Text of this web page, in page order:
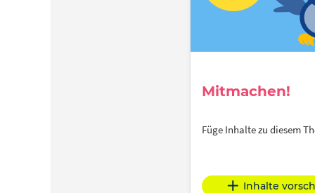
Mitmachen!
Füge Inhalte zu diesem
Inhalte